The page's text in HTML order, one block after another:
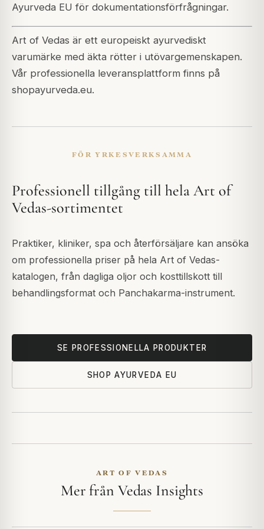
Ayurveda EU för dokumentationsförfrågningar.
Art of Vedas är ett europeiskt ayurvediskt
varumärke med äkta rötter i utövargemenskapen.
Vår professionella leveransplattform finns på
shopayurveda.eu.
FÖR YRKESVERKSAMMA
Professionell tillgång till hela Art of
Vedas-sortimentet
Praktiker, kliniker, spa och återförsäljare kan ansöka
om professionella priser på hela Art of Vedas-
katalogen, från dagliga oljor och kosttillskott till
behandlingsformat och Panchakarma-instrument.
SE PROFESSIONELLA PRODUKTER
SHOP AYURVEDA EU
ART OF VEDAS
Mer från Vedas Insights